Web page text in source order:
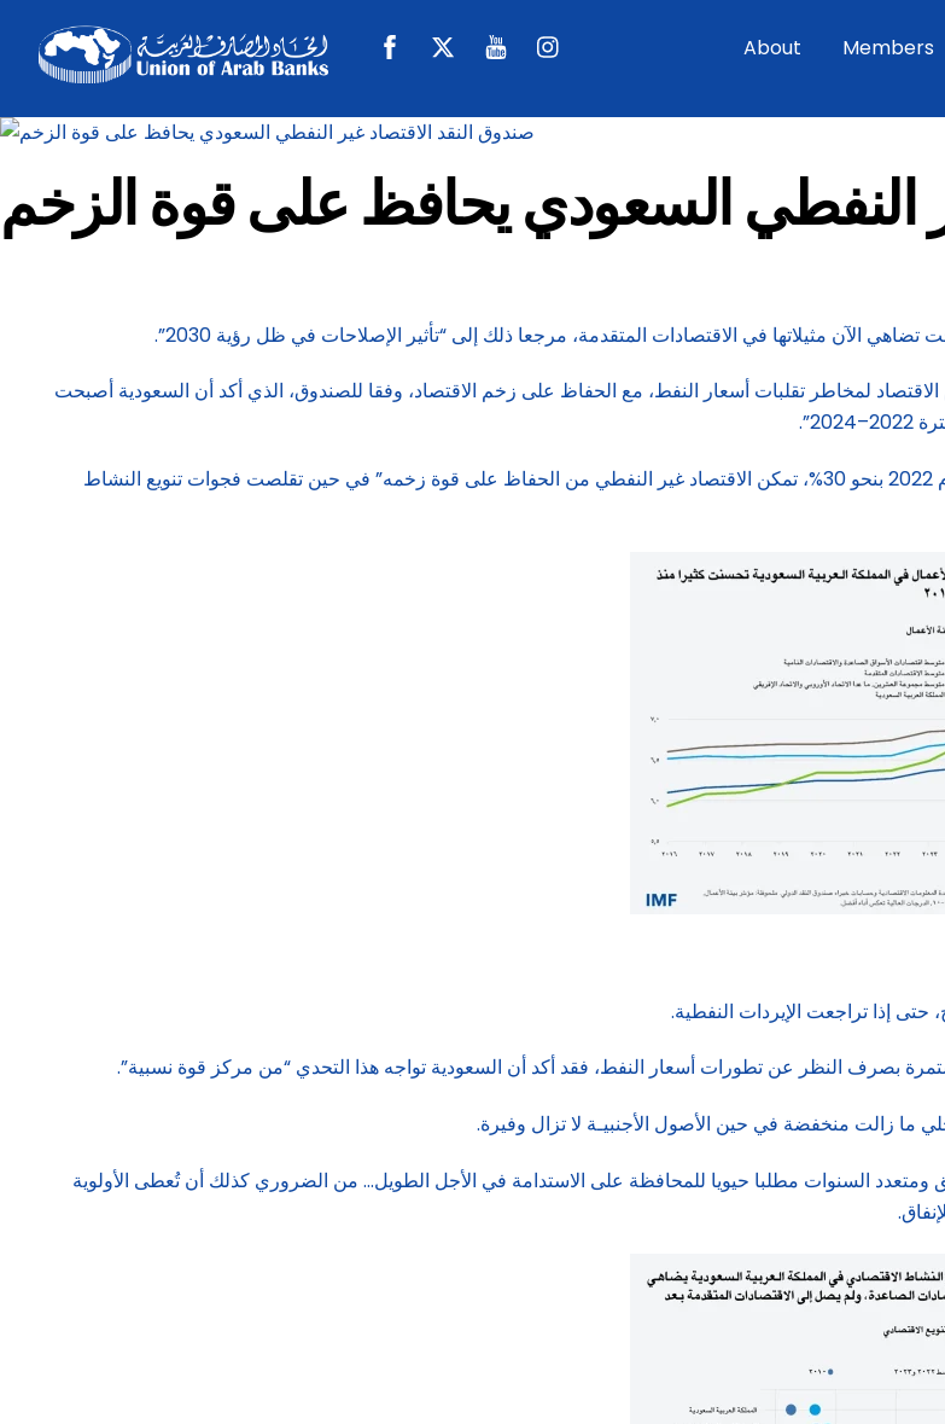
content
FacebookTwitter YouTube
About Members
النفطي السعودي يحافظ على قوة الزخم
الآن مثيلاتها في الاقتصادات المتقدمة، مرجعا ذلك إلى “تأثير الإصلاحات في ظل رؤية 2030”.
لمخاطر تقلبات أسعار النفط، مع الحفاظ على زخم الاقتصاد، وفقا للصندوق، الذي أكد أن السعودية أصبحت
أضاف أنه “رغم انخفاض أسعار النفط إلى أقل من مستوى الذروة الذي بلغته في عام 2022 بنحو 30%، تمكن الاقتصاد غير النفطي من الحفاظ على قوة زخمه” في حين تقلصت فجوات تنويع النشاط
إذا تراجعت الإيردات النفطية.
بصرف النظر عن تطورات أسعار النفط، فقد أكد أن السعودية تواجه هذا التحدي “من مركز قوة نسبية”.
ما زالت منخفضة في حين الأصول الأجنبيـة لا تزال وفيرة.
السنوات مطلبا حيويا للمحافظة على الاستدامة في الأجل الطويل… من الضروري كذلك أن تُعطى الأولوية